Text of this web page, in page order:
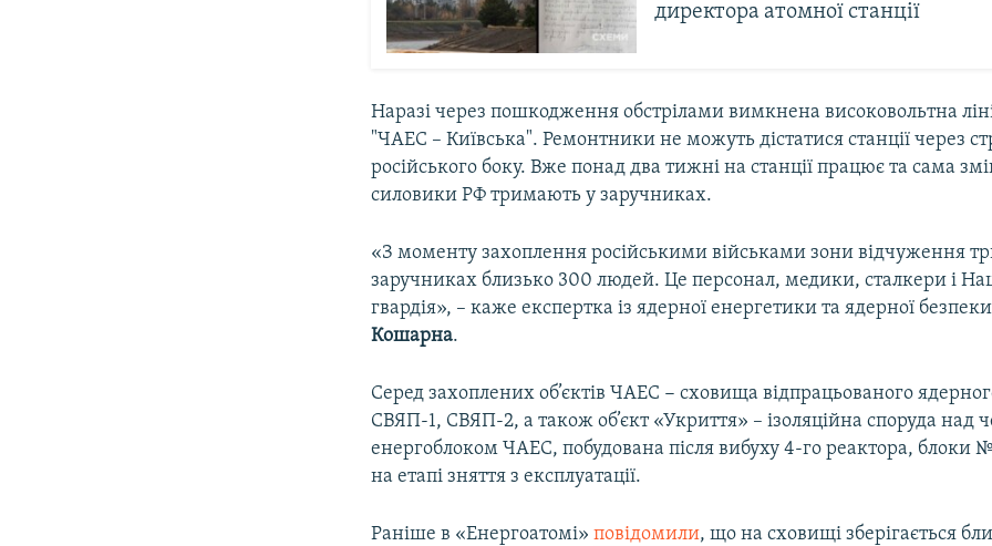
директора атомної станції
Наразі через пошкодження обстрілами вимкнена високовольтна
"ЧАЕС – Київська". Ремонтники не можуть дістатися станції через
російського боку. Вже понад два тижні на станції працює та сама
силовики РФ тримають у заручниках.
«З моменту захоплення російськими військами зони відчуження
заручниках близько 300 людей. Це персонал, медики, сталкери і
гвардія», – каже експертка із ядерної енергетики та ядерної безпеки
Кошарна.
Серед захоплених об’єктів ЧАЕС − сховища відпрацьованого
СВЯП-1, СВЯП-2, а також об’єкт «Укриття» – ізоляційна споруда над
енергоблоком ЧАЕС, побудована після вибуху 4-го реактора, блоки
на етапі зняття з експлуатації.
Раніше в «Енергоатомі»повідомили, що на сховищі зберігається